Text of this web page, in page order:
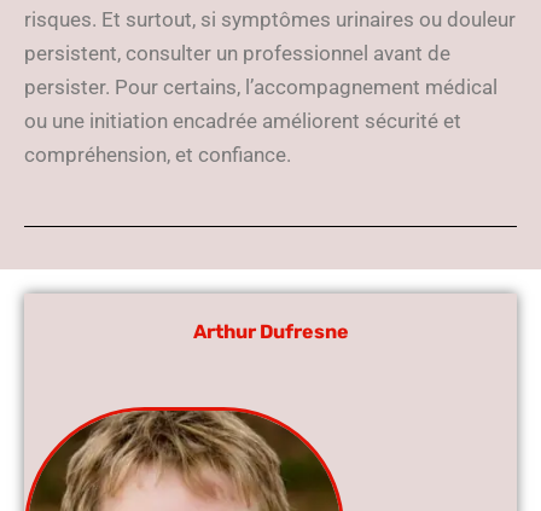
risques. Et surtout, si symptômes urinaires ou douleur
persistent, consulter un professionnel avant de
persister. Pour certains, l’accompagnement médical
ou une initiation encadrée améliorent sécurité et
compréhension, et confiance.
Arthur Dufresne